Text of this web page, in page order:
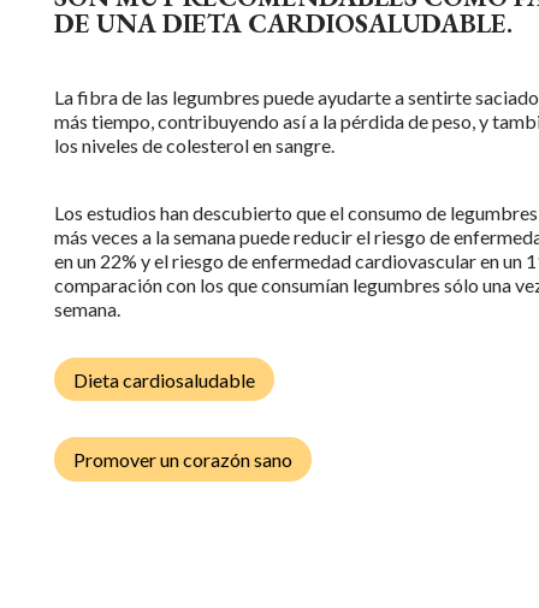
DE UNA DIETA CARDIOSALUDABLE.
La fibra de las legumbres puede ayudarte a sentirte
más tiempo, contribuyendo así a la pérdida de peso, y
los niveles de colesterol en sangre.
Los estudios han descubierto que el consumo de
más veces a la semana puede reducir el riesgo de
en un 22% y el riesgo de enfermedad cardiovascular en un
comparación con los que consumían legumbres sólo una
semana.
Dieta cardiosaludable
Promover un corazón sano